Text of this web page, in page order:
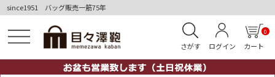
since1951 バッグ販売一筋75年
さがす ログイン カート
0